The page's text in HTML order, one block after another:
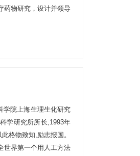
药物研究，设计并领导
学院上海生理生化研究
学研究所所长,1993年
格物致知,励志报国。
世界第一个用人工方法